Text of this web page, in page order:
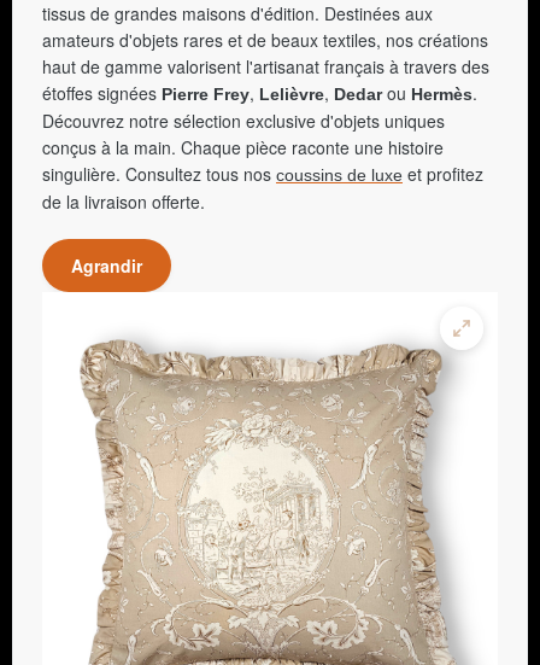
tissus de grandes maisons d'édition. Destinées aux
amateurs d'objets rares et de beaux textiles, nos créations
haut de gamme valorisent l'artisanat français à travers des
étoffes signées Pierre Frey, Lelièvre, Dedarou Hermès.
Découvrez notre sélection exclusive d'objets uniques
conçus à la main. Chaque pièce raconte une histoire
singulière. Consultez tous nos coussins de luxe et profitez
de la livraison offerte.
Agrandir